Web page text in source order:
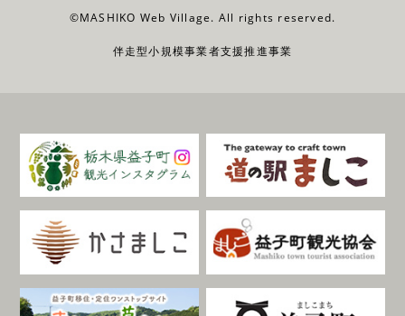
©MASHIKO Web Village. All rights reserved.
伴走型小規模事業者支援推進事業